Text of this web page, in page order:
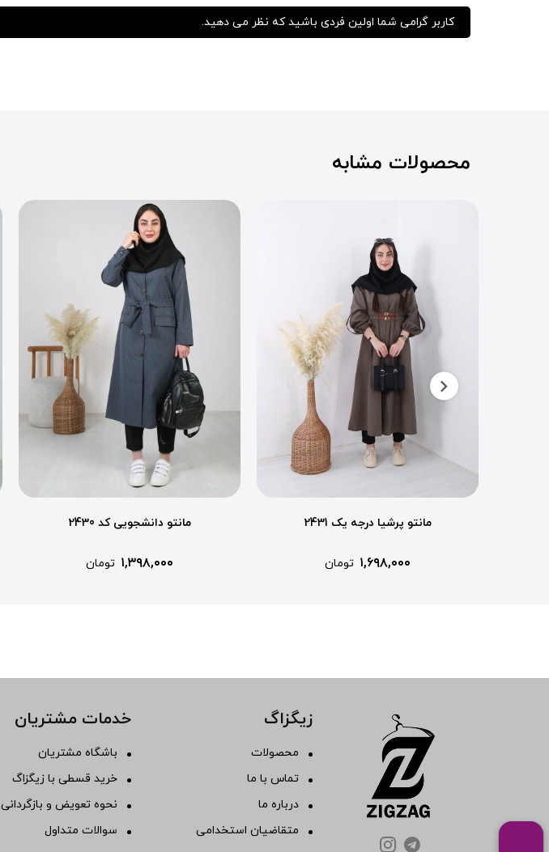
کاربر گرامی شما اولین فردی باشید که نظر می دهید.
محصولات مشابه
مانتو پرشیا درجه یک 2431
۱,۶۹۸,۰۰۰ تومان
مانتو دانشجویی کد 2430
۱,۳۹۸,۰۰۰ تومان
زیگزاگ
محصولات
تماس با ما
درباره ما
متقاضیان استخدامی
خدمات مشتریان
باشگاه مشتریان
خرید قسطی با زیگزاگ
نحوه تعویض و بازگردانی
سوالات متداول